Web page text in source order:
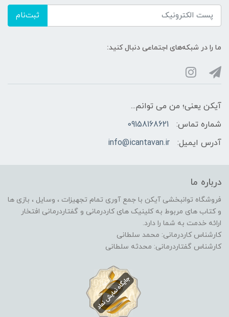
ثبت‌نام
ما را در شبکه‌های اجتماعی دنبال کنید:
آیکن یعنی؛ من می توانم...
شماره تماس:
09158168621
آدرس ایمیل:
info@icantavan.ir
درباره ما
فروشگاه توانبخشی آیکن با جمع آوری تمام تجهیزات ، وسایل ، بازی ها
و کتاب های مربوط به کلینیک های کاردرمانی و گفتاردرمانی افتخار
ارائه خدمت به شما را دارد.
کارشناس کاردرمانی: محمد سلطانی
کارشناس گفتاردرمانی: محدثه سلطانی